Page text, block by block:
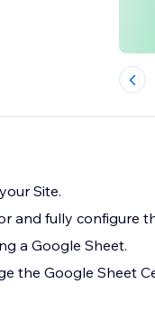
Site.
and fully configure
by simply editing a Google Sheet.
the Google Sheet